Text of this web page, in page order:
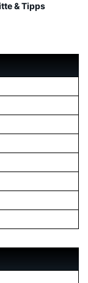
& Tipps